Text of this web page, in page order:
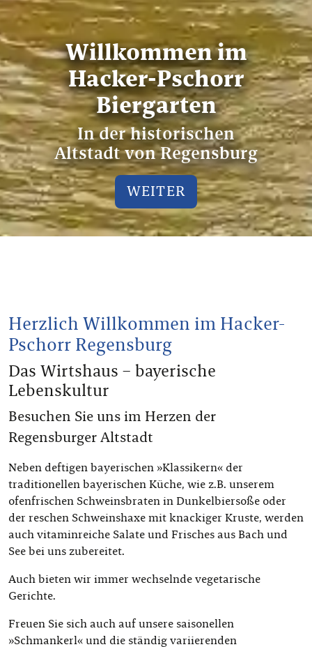
Willkommen im
Hacker-Pschorr
Biergarten
In der historischen
Altstadt von Regensburg
WEITER
Herzlich Willkommen im Hacker-
Pschorr Regensburg
Das Wirtshaus – bayerische
Lebenskultur
Besuchen Sie uns im Herzen der
Regensburger Altstadt
Neben deftigen bayerischen »Klassikern« der
traditionellen bayerischen Küche, wie z.B. unserem
ofenfrischen Schweinsbraten in Dunkelbiersoße oder
der reschen Schweinshaxe mit knackiger Kruste, werden
auch vitaminreiche Salate und Frisches aus Bach und
See bei uns zubereitet.
Auch bieten wir immer wechselnde vegetarische
Gerichte.
Freuen Sie sich auch auf unsere saisonellen
»Schmankerl« und die ständig variierenden